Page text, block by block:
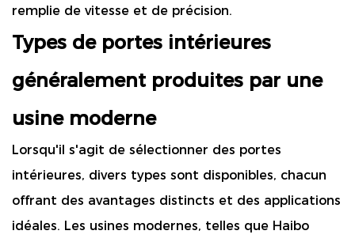
remplie de vitesse et de précision.
Types de portes intérieures
généralement produites par une
usine moderne
Lorsqu'il s'agit de sélectionner des portes
intérieures, divers types sont disponibles, chacun
offrant des avantages distincts et des applications
idéales. Les usines modernes, telles que Haibo